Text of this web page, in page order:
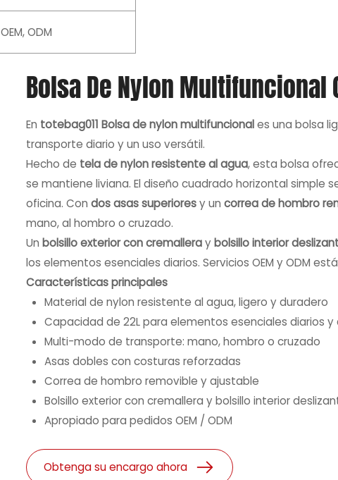
OEM, ODM
Bolsa De Nylon Multifuncional
En totebag011 Bolsa de nylon multifuncionales una bolsa
transporte diario y un uso versátil.
Hecho de tela de nylon resistente al agua, esta bolsa
se mantiene liviana. El diseño cuadrado horizontal
oficina. Condos asas superioresy uncorrea de hombro
mano, al hombro o cruzado.
Unbolsillo exterior con cremalleraybolsillo interior
los elementos esenciales diarios. Servicios OEM y ODM
Características principales
Material de nylon resistente al agua, ligero y duradero
Capacidad de 22L para elementos esenciales diarios
Multi-modo de transporte: mano, hombro o cruzado
Asas dobles con costuras reforzadas
Correa de hombro removible y ajustable
Bolsillo exterior con cremallera y bolsillo interior
Apropiado para pedidos OEM / ODM
Obtenga su encargo ahora